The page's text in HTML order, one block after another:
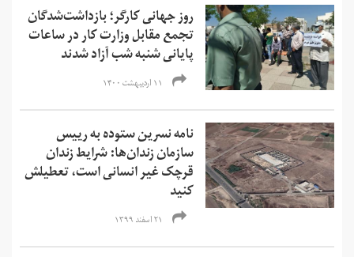
روز جهانی کارگر؛ بازداشت‌شدگان
تجمع مقابل وزارت کار در ساعات
پایانی شنبه شب آزاد شدند
۱۱ اردیبهشت ۱۴۰۰
نامه نسرین ستوده به رییس
سازمان زندان‌ها: شرایط زندان
قرچک غیر انسانی است، تعطیلش
کنید
۲۱ اسفند ۱۳۹۹